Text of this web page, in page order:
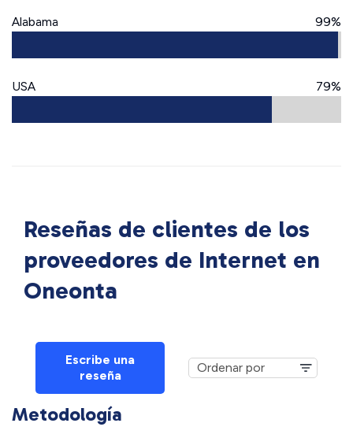
Alabama 99%
USA 79%
Reseñas de clientes de los
proveedores de Internet en
Oneonta
Escribe una
reseña
Metodología